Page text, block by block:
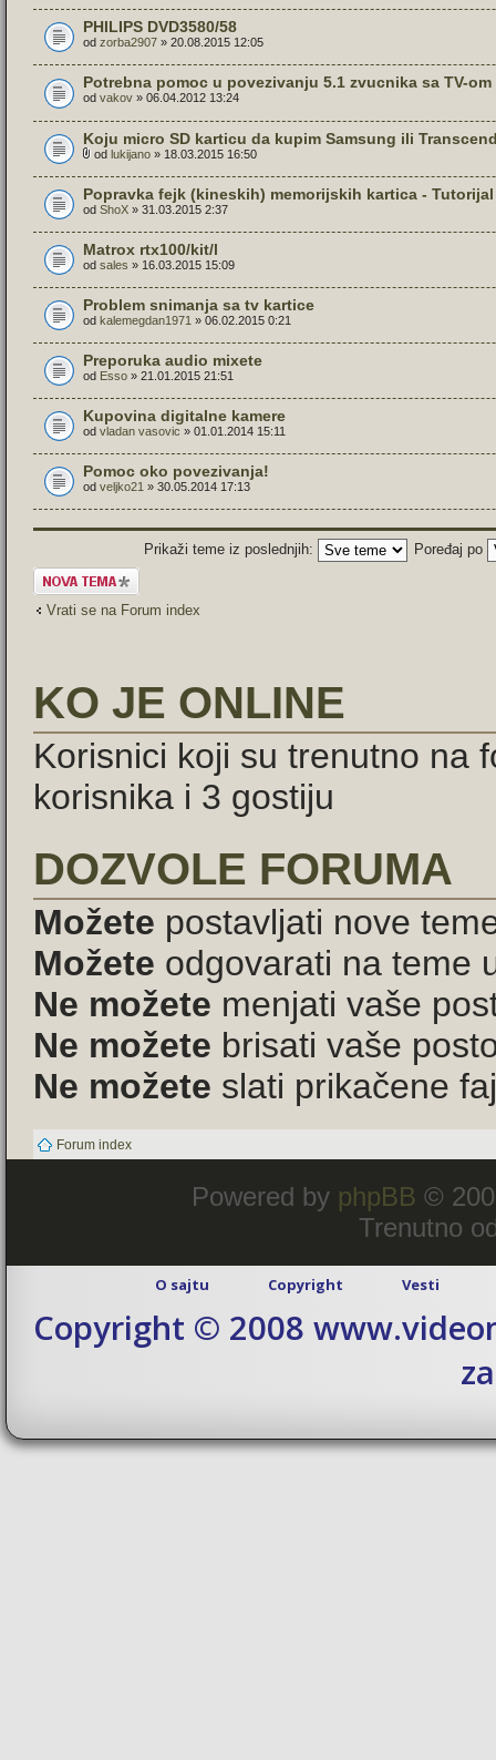
PHILIPS DVD3580/58
od zorba2907 » 20.08.2015 12:05
Potrebna pomoc u povezivanju 5.1 zvucnika sa TV-om
od vakov » 06.04.2012 13:24
Koju micro SD karticu da kupim Samsung ili
od lukijano » 18.03.2015 16:50
Popravka fejk (kineskih) memorijskih kartica - Tutorijal
od ShoX » 31.03.2015 2:37
Matrox rtx100/kit/l
od sales » 16.03.2015 15:09
Problem snimanja sa tv kartice
od kalemegdan1971 » 06.02.2015 0:21
Preporuka audio mixete
od Esso » 21.01.2015 21:51
Kupovina digitalne kamere
od vladan vasovic » 01.01.2014 15:11
Pomoc oko povezivanja!
od veljko21 » 30.05.2014 17:13
Prikaži teme iz poslednjih:
Poređaj po
Započni novu
temu
Vrati se na Forum index
KO JE ONLINE
Korisnici koji su trenutno na
korisnika i 3 gostiju
DOZVOLE FORUMA
Možete postavljati nove
Možete odgovarati na teme
Ne možete menjati vaše
Ne možete brisati vaše
Ne možete slati prikačene
Forum index
Powered by phpBB ©
Trenutno
O sajtu Copyright Vesti
Copyright © 2008